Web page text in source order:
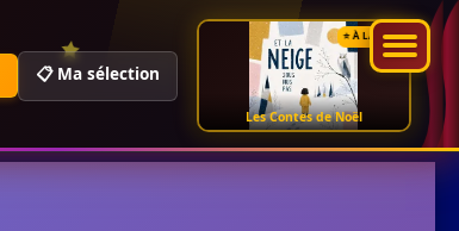
📋 Ma sélection
Les Contes de Noël
⭐ À LA UNE